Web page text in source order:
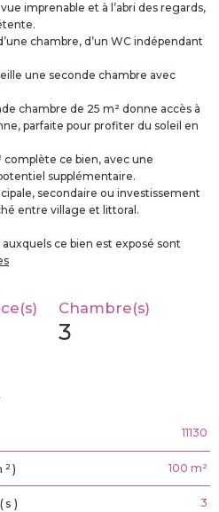
imprenable et à l’abri des regards,
chambre, d’un WC indépendant
une seconde chambre avec
chambre de 25 m² donne accès à
parfaite pour profiter du soleil en
complète ce bien, avec une
supplémentaire.
secondaire ou investissement
entre village et littoral.
ce bien est exposé sont
Chambre(s)
3
11130
100 m²
3